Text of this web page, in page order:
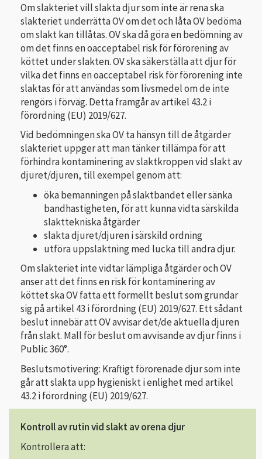
Om slakteriet vill slakta djur som inte är rena ska
slakteriet underrätta OV om det och låta OV bedöma
om slakt kan tillåtas. OV ska då göra en bedömning av
om det finns en oacceptabel risk för förorening av
köttet under slakten. OV ska säkerställa att djur för
vilka det finns en oacceptabel risk för förorening inte
slaktas för att användas som livsmedel om de inte
rengörs i förväg. Detta framgår av artikel 43.2 i
förordning (EU) 2019/627.
Vid bedömningen ska OV ta hänsyn till de åtgärder
slakteriet uppger att man tänker tillämpa för att
förhindra kontaminering av slaktkroppen vid slakt av
djuret/djuren, till exempel genom att:
öka bemanningen på slaktbandet eller sänka
bandhastigheten, för att kunna vidta särskilda
slakttekniska åtgärder
slakta djuret/djuren i särskild ordning
utföra uppslaktning med lucka till andra djur.
Om slakteriet inte vidtar lämpliga åtgärder och OV
anser att det finns en risk för kontaminering av
köttet ska OV fatta ett formellt beslut som grundar
sig på artikel 43 i förordning (EU) 2019/627. Ett sådant
beslut innebär att OV avvisar det/de aktuella djuren
från slakt. Mall för beslut om avvisande av djur finns i
Public 360°.
Beslutsmotivering: Kraftigt förorenade djur som inte
går att slakta upp hygieniskt i enlighet med artikel
43.2 i förordning (EU) 2019/627.
Kontroll av rutin vid slakt av orena djur
Kontrollera att: